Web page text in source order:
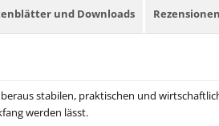
und Downloads Rezensionen
stabilen, praktischen und
werden lässt.